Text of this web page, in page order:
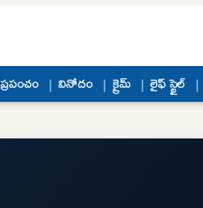
ప్రపంచం వినోదం క్రైమ్ లైఫ్ స్టైల్